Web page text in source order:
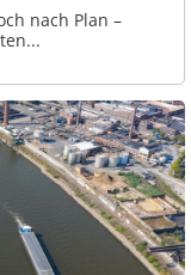
nach Plan –